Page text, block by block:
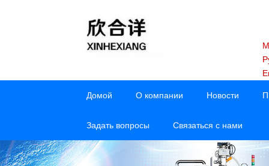
Домой О компании Новости
Задать вопросы Связаться с нами